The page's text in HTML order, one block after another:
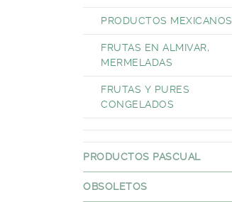
PRODUCTOS MEXICANOS
FRUTAS EN ALMIVAR,
MERMELADAS
FRUTAS Y PURES
CONGELADOS
PRODUCTOS PASCUAL
OBSOLETOS